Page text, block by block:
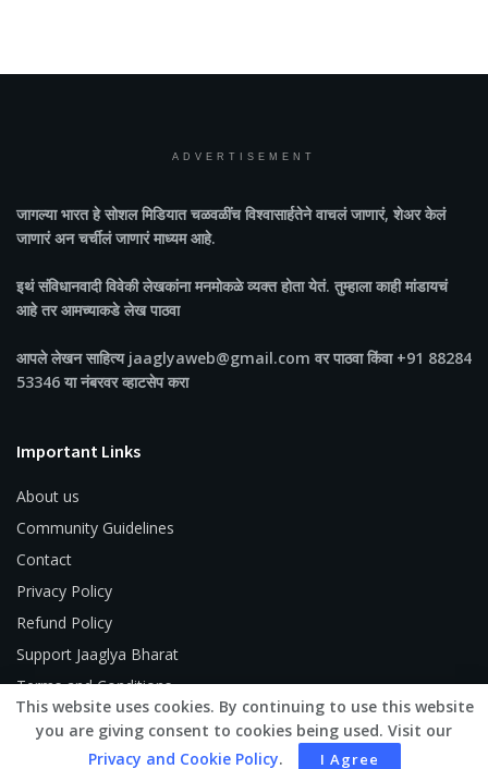
ADVERTISEMENT
जागल्या भारतहे सोशल मिडियात चळवळींच विश्वासार्हतेने वाचलं जाणारं, शेअर केलं
जाणारं अन चर्चीलं जाणारं माध्यम आहे.
इथं संविधानवादी विवेकी लेखकांना मनमोकळे व्यक्त होता येतं. तुम्हाला काही मांडायचं
आहे तर आमच्याकडे लेख पाठवा
आपले लेखन साहित्य jaaglyaweb@gmail.com वर पाठवा किंवा +91 88284
53346 या नंबरवर व्हाटसेप करा
Important Links
About us
Community Guidelines
Contact
Privacy Policy
Refund Policy
Support Jaaglya Bharat
Terms and Conditions
This website uses cookies. By continuing to use this website
you are giving consent to cookies being used. Visit our
Privacy and Cookie Policy. I Agree